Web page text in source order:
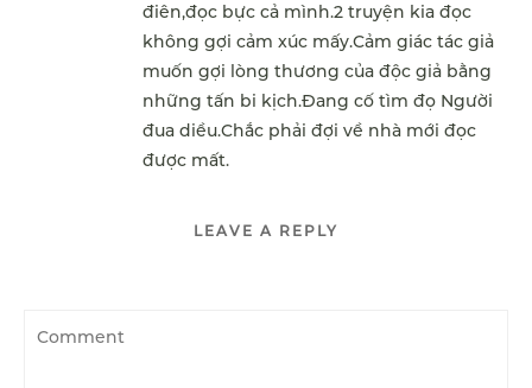
điên,đọc bực cả mình.2 truyện kia đọc
không gợi cảm xúc mấy.Cảm giác tác giả
muốn gợi lòng thương của độc giả bằng
những tấn bi kịch.Đang cố tìm đọ Người
đua diều.Chắc phải đợi về nhà mới đọc
được mất.
LEAVE A REPLY